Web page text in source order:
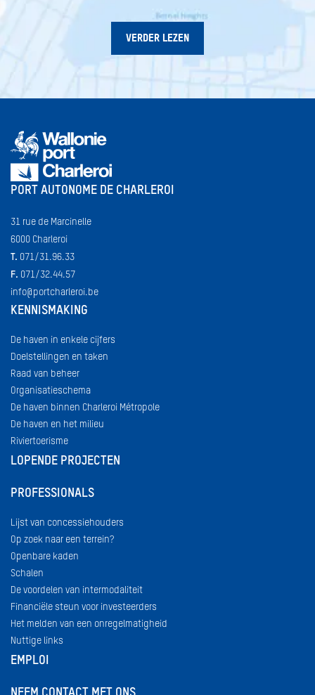
VERDER LEZEN
PORT AUTONOME DE CHARLEROI
31 rue de Marcinelle
6000 Charleroi
T. 071/31.96.33
F. 071/32.44.57
info@portcharleroi.be
KENNISMAKING
De haven in enkele cijfers
Doelstellingen en taken
Raad van beheer
Organisatieschema
De haven binnen Charleroi Métropole
De haven en het milieu
Riviertoerisme
LOPENDE PROJECTEN
PROFESSIONALS
Lijst van concessiehouders
Op zoek naar een terrein?
Openbare kaden
Schalen
De voordelen van intermodaliteit
Financiële steun voor investeerders
Het melden van een onregelmatigheid
Nuttige links
EMPLOI